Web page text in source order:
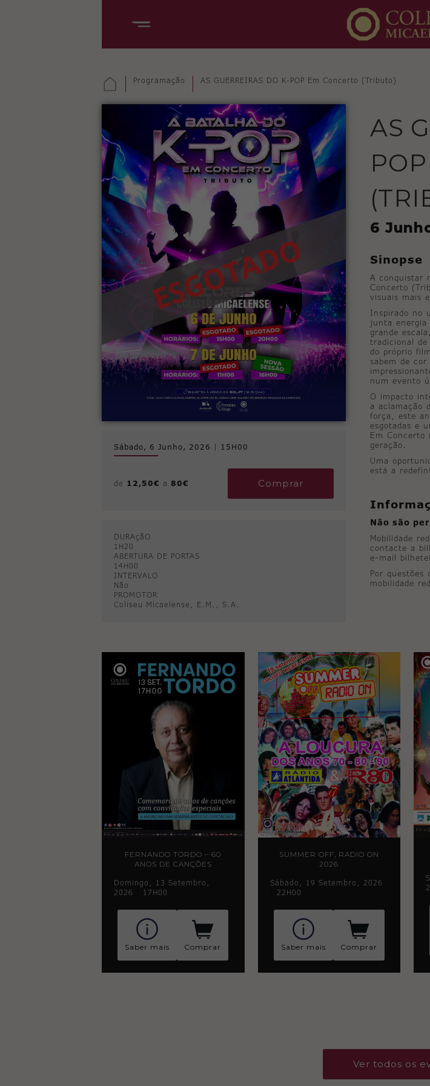
Programação AS GUERREIRAS DO K-POP Em Concerto (Tributo)
Sábado, 6 Junho, 2026 | 15H00
de 12,50€ a 80€ Comprar
DURAçãO
1H20
ABERTURA DE PORTAS
14H00
INTERVALO
Não
PROMOTOR
Coliseu Micaelense, E.M., S.A.
AS
6
Sinopse
A conquistar
Concerto
visuais mais
Inspirado no
junta energia
grande
tradicional
do próprio
sabem de cor
num evento
O impacto
a aclamação
força, este
esgotadas e
Em
geração.
Uma
está a
Não são
Mobilidade
contacte a
e-mail
Por questões
mobilidade
FERNANDO TORDO – 60
ANOS DE CANÇÕES
Domingo, 13 Setembro,
2026
17H00
Saber mais Comprar
SUMMER OFF, RADIO ON
2026
Sábado, 19 Setembro, 2026
22H00
Saber mais Comprar
Ver todos os